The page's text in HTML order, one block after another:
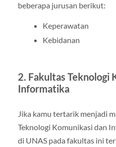
beberapa jurusan berikut:
Keperawatan
Kebidanan
2. Fakultas Teknologi
Informatika
Jika kamu tertarik menjadi
Teknologi Komunikasi dan
di UNAS pada fakultas ini